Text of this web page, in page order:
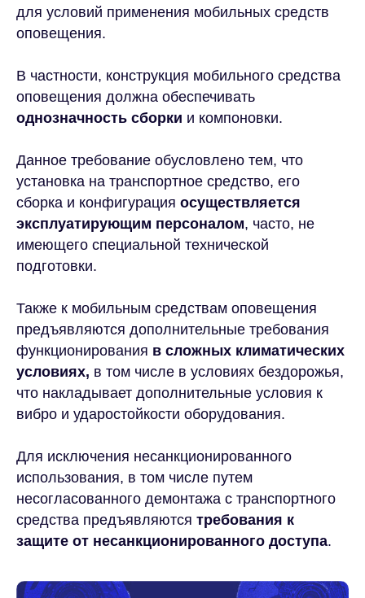
для условий применения мобильных средств
оповещения.
В частности, конструкция мобильного средства
оповещения должна обеспечивать
однозначность сборки и компоновки.
Данное требование обусловлено тем, что
установка на транспортное средство, его
сборка и конфигурация осуществляется
эксплуатирующим персоналом, часто, не
имеющего специальной технической
подготовки.
Также к мобильным средствам оповещения
предъявляются дополнительные требования
функционирования в сложных климатических
условиях, в том числе в условиях бездорожья,
что накладывает дополнительные условия к
вибро и ударостойкости оборудования.
Для исключения несанкционированного
использования, в том числе путем
несогласованного демонтажа с транспортного
средства предъявляются требования к
защите от несанкционированного доступа.